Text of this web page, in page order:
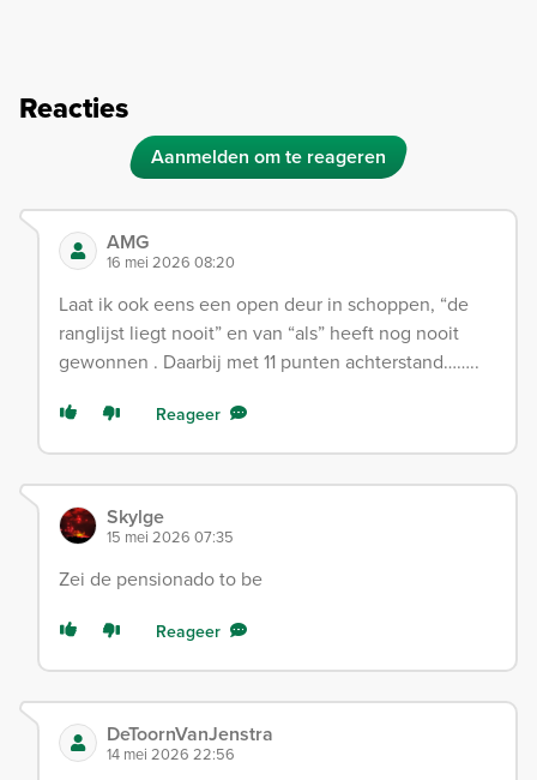
Reacties
Aanmelden om te reageren
AMG
16 mei 2026 08:20
Laat ik ook eens een open deur in schoppen, “de
ranglijst liegt nooit” en van “als” heeft nog nooit
gewonnen . Daarbij met 11 punten achterstand……..
Reageer
Skylge
15 mei 2026 07:35
Zei de pensionado to be
Reageer
DeToornVanJenstra
14 mei 2026 22:56